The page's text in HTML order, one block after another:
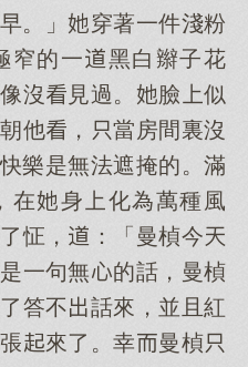
。」穿著一件淺粉
窄的一黑白辮子花
沒見過。臉似
他，當房間裏沒
是無法遮掩的。滿
在身化為萬種風
怔，：「曼楨今
一句無的話，曼楨
答不話來，並且紅
張來了。幸曼楨